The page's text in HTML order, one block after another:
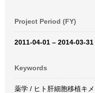
Project Period (FY)
2011-04-01 – 2014-03-31
Keywords
薬学 / ヒト肝細胞移植キ